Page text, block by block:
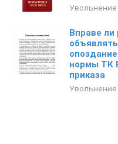
Увольнение
Вправе ли
нормы ТК
приказа
Увольнение